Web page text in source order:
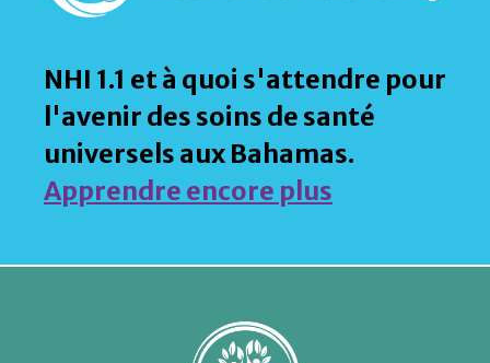
NHI 1.1 et à quoi s'attendre pour
l'avenir des soins de santé
universels aux Bahamas.
Apprendre encore plus